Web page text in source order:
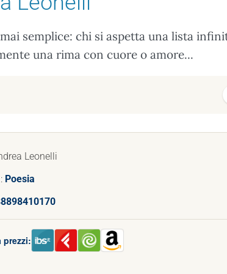
semplice: chi si aspetta una lista
una rima con cuore o amore...
Leonelli
Poesia
prezzi: